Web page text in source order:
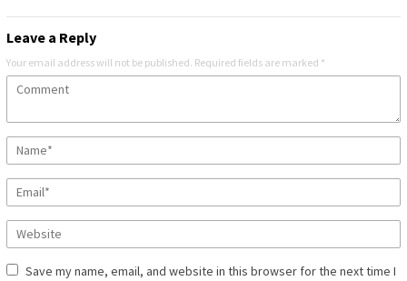
Leave a Reply
Your email address will not be published. Required fields are marked *
Save my name, email, and website in this browser for the next time I